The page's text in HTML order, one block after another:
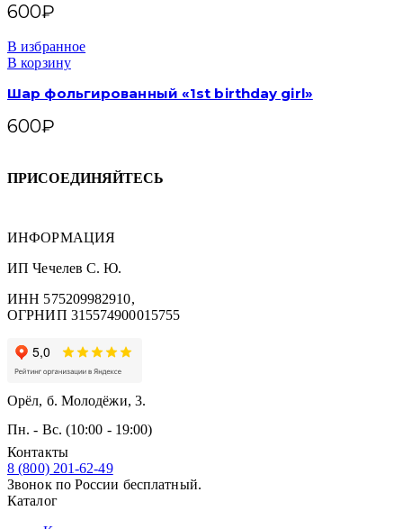
600₽
В избранное
В корзину
Шар фольгированный «1st birthday girl»
600₽
ПРИСОЕДИНЯЙТЕСЬ
ИНФОРМАЦИЯ
ИП Чечелев С. Ю.
ИНН 575209982910,
ОГРНИП 315574900015755
Орёл, б. Молодёжи, 3.
Пн. - Вс. (10:00 - 19:00)
Контакты
8 (800) 201-62-49
Звонок по России бесплатный.
Каталог